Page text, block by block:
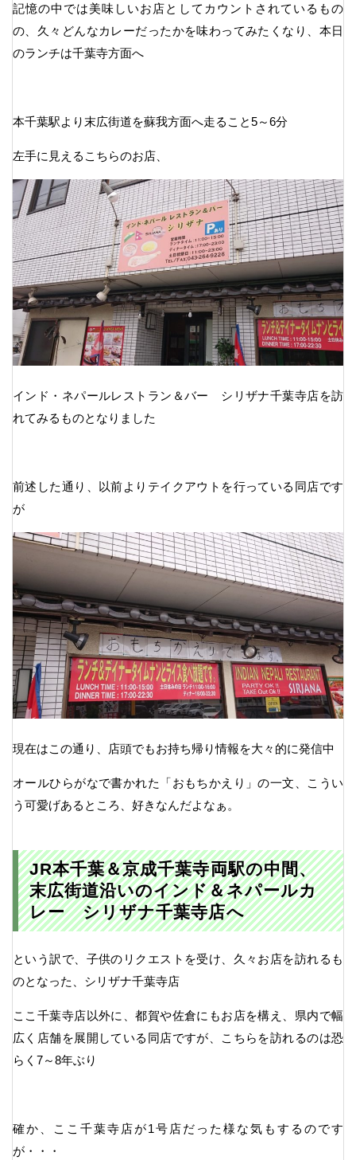
記憶の中では美味しいお店としてカウントされているもの
の、久々どんなカレーだったかを味わってみたくなり、本日
のランチは千葉寺方面へ
本千葉駅より末広街道を蘇我方面へ走ること5～6分
左手に見えるこちらのお店、
インド・ネパールレストラン＆バー シリザナ千葉寺店を訪
れてみるものとなりました
前述した通り、以前よりテイクアウトを行っている同店です
が
現在はこの通り、店頭でもお持ち帰り情報を大々的に発信中
オールひらがなで書かれた「おもちかえり」の一文、こうい
う可愛げあるところ、好きなんだよなぁ。
JR本千葉＆京成千葉寺両駅の中間、
末広街道沿いのインド＆ネパールカ
レー シリザナ千葉寺店へ
という訳で、子供のリクエストを受け、久々お店を訪れるも
のとなった、シリザナ千葉寺店
ここ千葉寺店以外に、都賀や佐倉にもお店を構え、県内で幅
広く店舗を展開している同店ですが、こちらを訪れるのは恐
らく7～8年ぶり
確か、ここ千葉寺店が1号店だった様な気もするのです
が・・・